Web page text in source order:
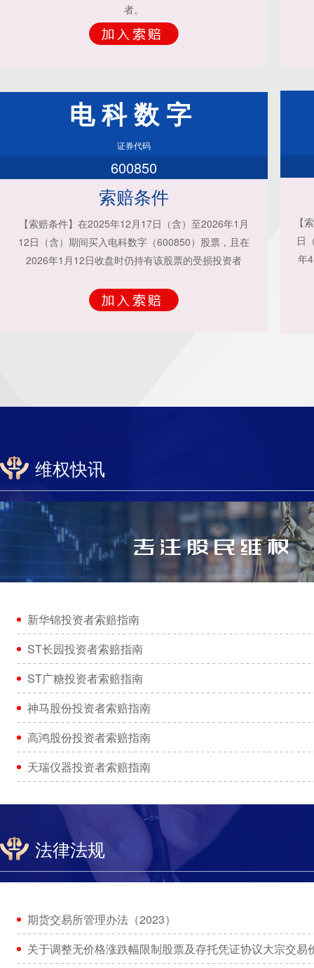
者。
电科数字
证券代码
600850
索赔条件
【索赔条件】在2025年12月17日（含）至2026年1月
12日（含）期间买入电科数字（600850）股票，且在
2026年1月12日收盘时仍持有该股票的受损投资者
【
日
年
维权快讯
新华锦投资者索赔指南
ST长园投资者索赔指南
ST广糖投资者索赔指南
神马股份投资者索赔指南
高鸿股份投资者索赔指南
天瑞仪器投资者索赔指南
法律法规
期货交易所管理办法（2023）
关于调整无价格涨跌幅限制股票及存托凭证协议大宗交易